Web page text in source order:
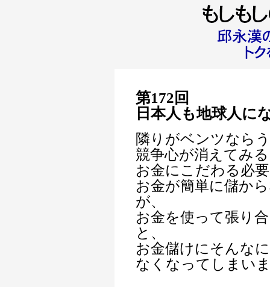
第172回
日本人も地球人に
隣りがベンツなら
競争心が消えてみ
お金にこだわる必
お金が簡単に儲か
が、
お金を使って張り
と、
お金儲けにそんな
なくなってしまい